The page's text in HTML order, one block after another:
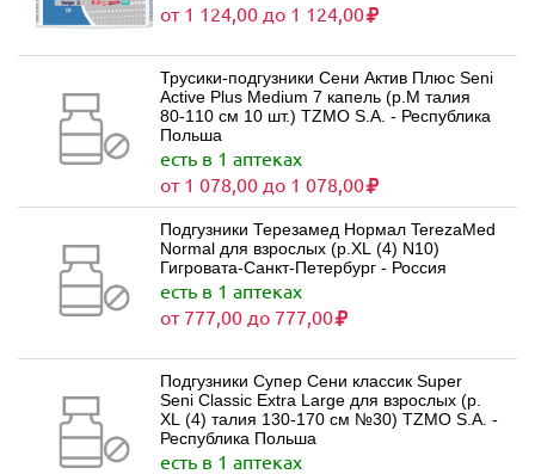
от 1 124,00 до 1 124,00
Трусики-подгузники Сени Актив Плюс Seni
Active Plus Medium 7 капель (р.M талия
80-110 см 10 шт.) TZMO S.A. - Республика
Польша
есть в 1 аптеках
от 1 078,00 до 1 078,00
Подгузники Терезамед Нормал TerezaMed
Normal для взрослых (р.XL (4) N10)
Гигровата-Санкт-Петербург - Россия
есть в 1 аптеках
от 777,00 до 777,00
Подгузники Супер Сени классик Super
Seni Classic Extra Large для взрослых (р.
XL (4) талия 130-170 см №30) TZMO S.A. -
Республика Польша
есть в 1 аптеках